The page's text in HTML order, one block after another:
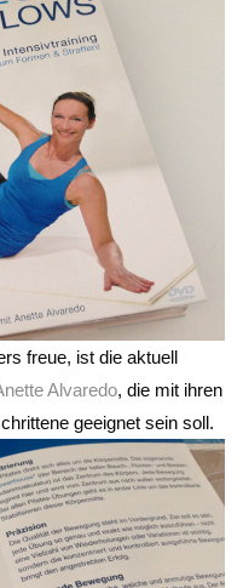
freue, ist die aktuell
Alvaredo, die mit ihren
geeignet sein soll.